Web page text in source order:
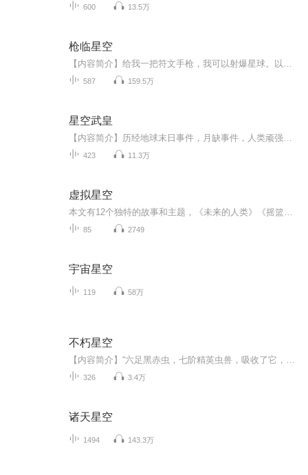
600 13.5万
枪临星空
587 159.5万
星空武皇
423 11.3万
虚拟星空
85 2749
宇宙星空
119 58万
不朽星空
326 3.4万
诸天星空
1494 143.3万